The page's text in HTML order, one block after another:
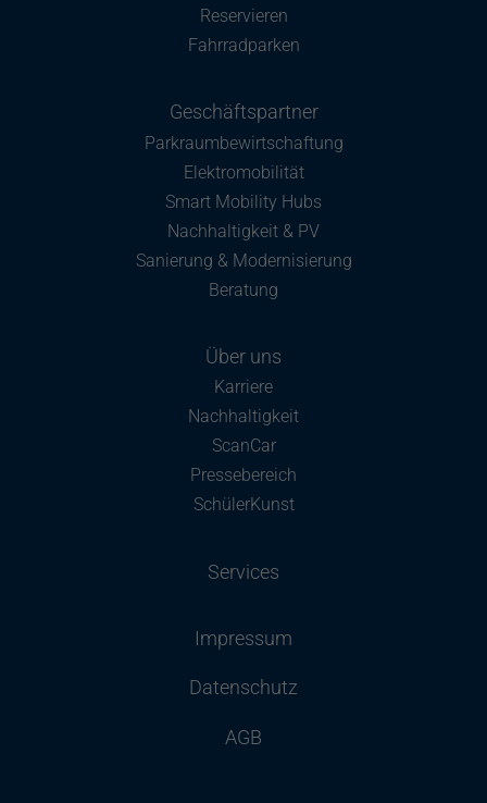
Reservieren
Fahrradparken
Geschäftspartner
Parkraumbewirtschaftung
Elektromobilität
Smart Mobility Hubs
Nachhaltigkeit & PV
Sanierung & Modernisierung
Beratung
Über uns
Karriere
Nachhaltigkeit
ScanCar
Pressebereich
SchülerKunst
Services
Impressum
Datenschutz
AGB